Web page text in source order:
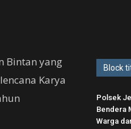
Bintan yang
Karya
Block
Polsek
Bendera
Warga